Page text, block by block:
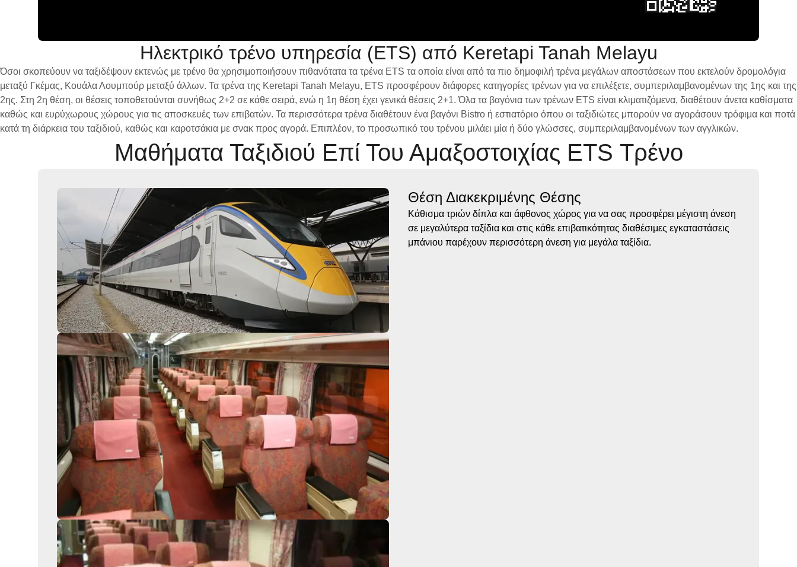
Ηλεκτρικό τρένο υπηρεσία (ETS) από Keretapi Tanah Melayu
Όσοι σκοπεύουν να ταξιδέψουν εκτενώς με τρένο θα χρησιμοποιήσουν πιθανότατα τα τρένα ETS τα οποία είναι από τα πιο δημοφιλή τρένα μεγάλων αποστάσεων που εκτελούν δρομολόγια
μεταξύ Γκέμας, Κουάλα Λουμπούρ μεταξύ άλλων. Τα τρένα της Keretapi Tanah Melayu, ETS προσφέρουν διάφορες κατηγορίες τρένων για να επιλέξετε, συμπεριλαμβανομένων της 1ης και της
2ης. Στη 2η θέση, οι θέσεις τοποθετούνται συνήθως 2+2 σε κάθε σειρά, ενώ η 1η θέση έχει γενικά θέσεις 2+1. Όλα τα βαγόνια των τρένων ETS είναι κλιματιζόμενα, διαθέτουν άνετα καθίσματα
καθώς και ευρύχωρους χώρους για τις αποσκευές των επιβατών. Τα περισσότερα τρένα διαθέτουν ένα βαγόνι Bistro ή εστιατόριο όπου οι ταξιδιώτες μπορούν να αγοράσουν τρόφιμα και ποτά
κατά τη διάρκεια του ταξιδιού, καθώς και καροτσάκια με σνακ προς αγορά. Επιπλέον, το προσωπικό του τρένου μιλάει μία ή δύο γλώσσες, συμπεριλαμβανομένων των αγγλικών.
Μαθήματα Ταξιδιού Επί Του Αμαξοστοιχίας ETS Τρένο
Θέση Διακεκριμένης Θέσης
Κάθισμα τριών δίπλα και άφθονος χώρος για να σας προσφέρει μέγιστη άνεση
σε μεγαλύτερα ταξίδια και στις κάθε επιβατικότητας διαθέσιμες εγκαταστάσεις
μπάνιου παρέχουν περισσότερη άνεση για μεγάλα ταξίδια.